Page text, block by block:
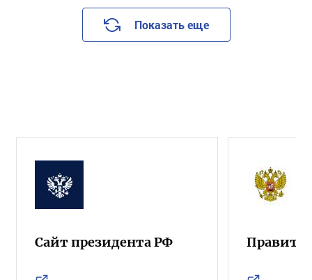
Показать еще
Сайт президента РФ